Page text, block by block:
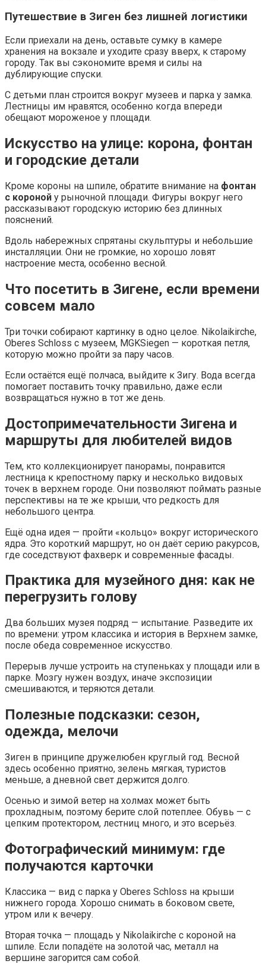
Путешествие в Зиген без лишней логистики
Если приехали на день, оставьте сумку в камере
хранения на вокзале и уходите сразу вверх, к старому
городу. Так вы сэкономите время и силы на
дублирующие спуски.
С детьми план строится вокруг музеев и парка у замка.
Лестницы им нравятся, особенно когда впереди
обещают мороженое у площади.
Искусство на улице: корона, фонтан
и городские детали
Кроме короны на шпиле, обратите внимание на фонтан
с короной у рыночной площади. Фигуры вокруг него
рассказывают городскую историю без длинных
пояснений.
Вдоль набережных спрятаны скульптуры и небольшие
инсталляции. Они не громкие, но хорошо ловят
настроение места, особенно весной.
Что посетить в Зигене, если времени
совсем мало
Три точки собирают картинку в одно целое. Nikolaikirche,
Oberes Schloss с музеем, MGKSiegen — короткая петля,
которую можно пройти за пару часов.
Если остаётся ещё полчаса, выйдите к Зигу. Вода всегда
помогает поставить точку правильно, даже если
возвращаться нужно в тот же день.
Достопримечательности Зигена и
маршруты для любителей видов
Тем, кто коллекционирует панорамы, понравится
лестница к крепостному парку и несколько видовых
точек в верхнем городе. Они позволяют поймать разные
перспективы на те же крыши, что редкость для
небольшого центра.
Ещё одна идея — пройти «кольцо» вокруг исторического
ядра. Это короткий маршрут, но он даёт серию ракурсов,
где соседствуют фахверк и современные фасады.
Практика для музейного дня: как не
перегрузить голову
Два больших музея подряд — испытание. Разведите их
по времени: утром классика и история в Верхнем замке,
после обеда современное искусство.
Перерыв лучше устроить на ступеньках у площади или в
парке. Мозгу нужен воздух, иначе экспозиции
смешиваются, и теряются детали.
Полезные подсказки: сезон,
одежда, мелочи
Зиген в принципе дружелюбен круглый год. Весной
здесь особенно приятно, зелень мягкая, туристов
меньше, а дневной свет держится долго.
Осенью и зимой ветер на холмах может быть
прохладным, поэтому берите слой потеплее. Обувь — с
цепким протектором, лестниц много, и это всерьёз.
Фотографический минимум: где
получаются карточки
Классика — вид с парка у Oberes Schloss на крыши
нижнего города. Хорошо снимать в боковом свете,
утром или к вечеру.
Вторая точка — площадь у Nikolaikirche с короной на
шпиле. Если попадёте на золотой час, металл на
вершине загорится сам собой.